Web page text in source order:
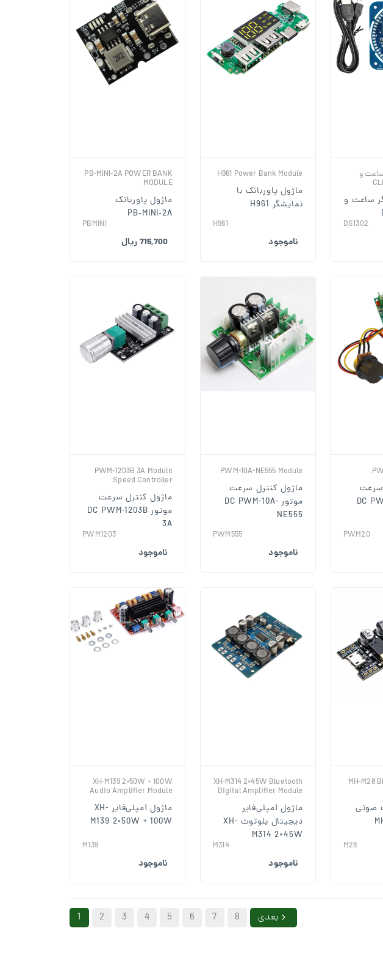
و
ساعت و
DS1302
H961 Power Bank Module
ماژول پاوربانک با
نمایشگر H961
H961
ناموجود
PB‑MINI‑2A POWER BANK
MODULE
ماژول پاوربانک
PB‑MINI‑2A
PBMINI
715,700 ریال
سرعت
PWM20
PWM-10A-NE555 Module
ماژول کنترل سرعت
موتور DC PWM-10A-
NE555
PWM555
ناموجود
PWM-1203B 3A Module
Speed Controller
ماژول کنترل سرعت
موتور DC PWM-1203B
3A
PWM1203
ناموجود
MH‑M28
صوتی
M28
XH-M314 2×45W Bluetooth
Digital Amplifier Module
ماژول آمپلی‌فایر
دیجیتال بلوتوث XH-
M314 2×45W
M314
ناموجود
XH-M139 2×50W + 100W
Audio Amplifier Module
ماژول آمپلی‌فایر XH-
M139 2×50W + 100W
M139
ناموجود
1 2 3 4 5 6 7 8 بعدی